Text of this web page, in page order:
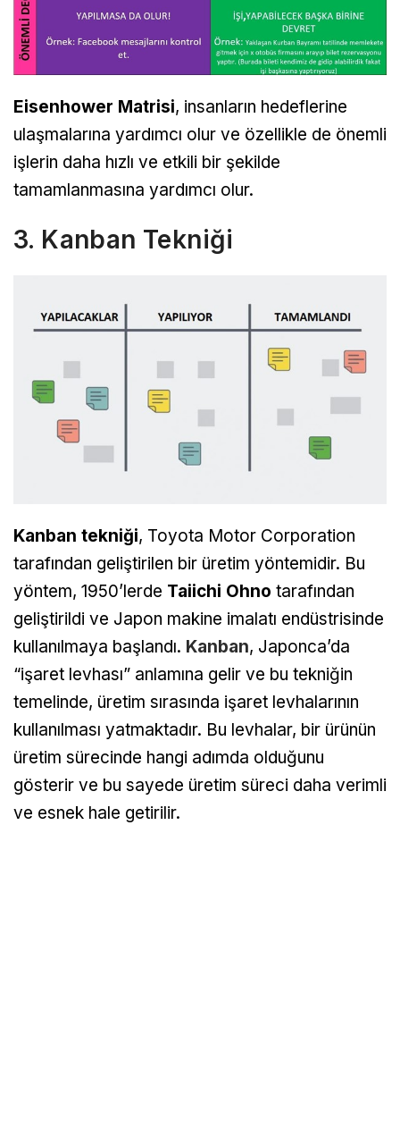
Eisenhower Matrisi, insanların hedeflerine
ulaşmalarına yardımcı olur ve özellikle de önemli
işlerin daha hızlı ve etkili bir şekilde
tamamlanmasına yardımcı olur.
3. Kanban Tekniği
Kanban tekniği, Toyota Motor Corporation
tarafından geliştirilen bir üretim yöntemidir. Bu
yöntem, 1950’lerde Taiichi Ohno tarafından
geliştirildi ve Japon makine imalatı endüstrisinde
kullanılmaya başlandı. Kanban, Japonca’da
“işaret levhası” anlamına gelir ve bu tekniğin
temelinde, üretim sırasında işaret levhalarının
kullanılması yatmaktadır. Bu levhalar, bir ürünün
üretim sürecinde hangi adımda olduğunu
gösterir ve bu sayede üretim süreci daha verimli
ve esnek hale getirilir.